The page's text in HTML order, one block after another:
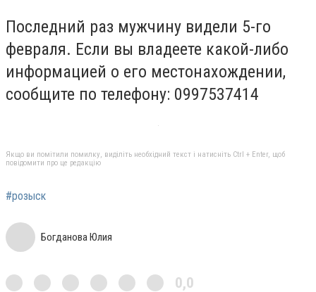
Последний раз мужчину видели 5-го
февраля. Если вы владеете какой-либо
информацией о его местонахождении,
сообщите по телефону: 0997537414
Якщо ви помітили помилку, виділіть необхідний текст і натисніть Ctrl + Enter, щоб
повідомити про це редакцію
#розыск
Богданова Юлия
0,0